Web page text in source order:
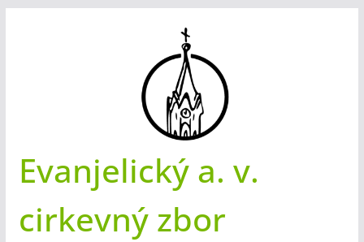
Evanjelický a. v.
cirkevný zbor